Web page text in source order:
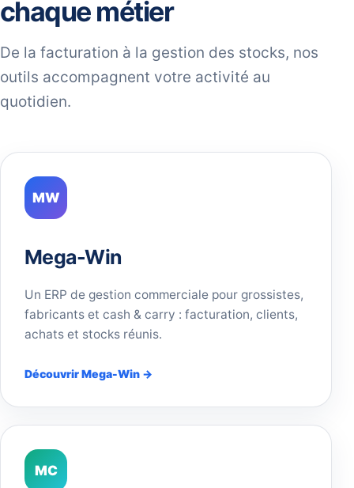
chaque métier
De la facturation à la gestion des stocks, nos
outils accompagnent votre activité au
quotidien.
MW
Mega-Win
Un ERP de gestion commerciale pour grossistes,
fabricants et cash & carry : facturation, clients,
achats et stocks réunis.
Découvrir Mega-Win →
MC